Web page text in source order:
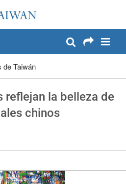
de Taiwán
reflejan la belleza de
chinos